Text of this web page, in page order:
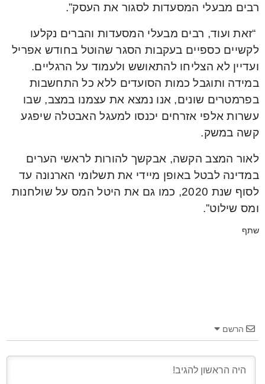
רבים מבעלי המסעדות לסגור את העסק”.
“זאת ועוד, רבים מבעלי המסעדות והברים נקלעו
לקשיים כספיים בעקבות הסגר שהוטל בחודש אפריל
ועדיין לא הצליחו להתאושש ולעמוד על הרגליים.
במידה ותוגבל כמות הסועדים ללא כל התחשבות
בפרמטרים שונים, אנו נמצא את עצמנו במצב, שבו
עשרות אלפי אזרחים יכנסו למעגל האבטלה שיפגע
קשה במשק.
לאור המצב הקשה, אבקשך להורות לראשי הערים
במדינה לבטל באופן מיידי את תשלומי הארנונה עד
לסוף שנת 2020, כמו גם את היטל המס על שולחנות
ומס שילוט”.
שתף
הרשם